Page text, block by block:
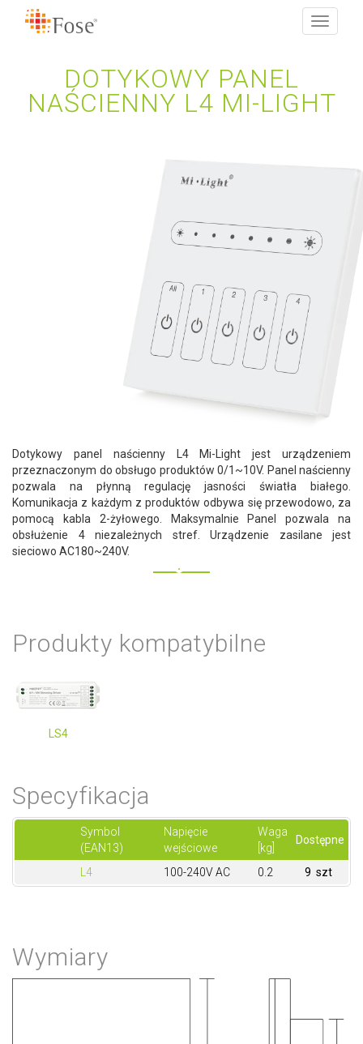
Toggle
DOTYKOWY PANEL
NAŚCIENNY L4 MI-LIGHT
Dotykowy panel naścienny L4 Mi-Light jest urządzeniem
przeznaczonym do obsługo produktów 0/1~10V. Panel naścienny
pozwala na płynną regulację jasności światła białego.
Komunikacja z każdym z produktów odbywa się przewodowo, za
pomocą kabla 2-żyłowego. Maksymalnie Panel pozwala na
obsłużenie 4 niezależnych stref. Urządzenie zasilane jest
sieciowo AC180~240V.
Produkty kompatybilne
LS4
Specyfikacja
Symbol
(EAN13)
Napięcie
wejściowe
Waga
[kg]
Dostępne
L4 100-240V AC 0.2 9 szt
Wymiary